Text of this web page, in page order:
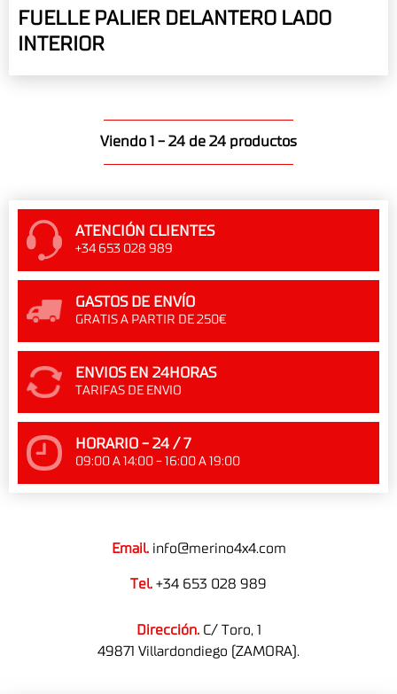
FUELLE PALIER DELANTERO LADO
INTERIOR
Viendo 1 - 24 de 24 productos
ATENCIÓN CLIENTES
+34 653 028 989
GASTOS DE ENVÍO
GRATIS A PARTIR DE 250€
ENVIOS EN 24HORAS
TARIFAS DE ENVIO
HORARIO - 24 / 7
09:00 A 14:00 - 16:00 A 19:00
Email. info@merino4x4.com
Tel. +34 653 028 989
Dirección.C/ Toro, 1
49871 Villardondiego (ZAMORA).